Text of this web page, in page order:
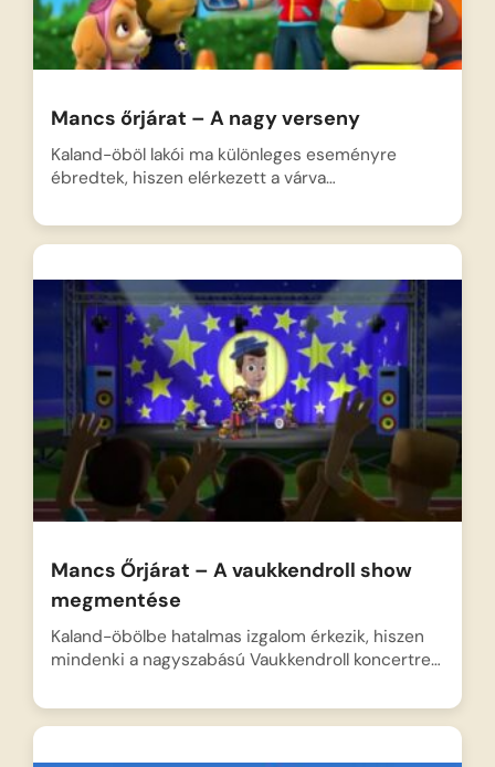
Mancs őrjárat – A nagy verseny
Kaland-öböl lakói ma különleges eseményre
ébredtek, hiszen elérkezett a várva…
Mancs Őrjárat – A vaukkendroll show
megmentése
Kaland-öbölbe hatalmas izgalom érkezik, hiszen
mindenki a nagyszabású Vaukkendroll koncertre…